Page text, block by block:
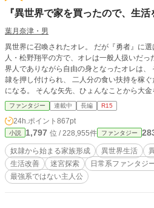
『異世界で家を買ったので、生活
葉月奈津・男
異世界に召喚されたオレ。 だが『勇者』に
人・松野翔平の方で、オレは一般人扱いだった。 運がいいのか悪いのか
界人でありながら自由の身となったオレは、
隷を押し付けられ、 二人分の食い扶持を稼
になる。 そんな矢先、ひょんなことから大金を手にしたオレは、 勧められるま
ま家を買った。 どうせ暮らすなら、少しで
活環境と住環境の改善に乗り出す。 迷宮で稼ぎ、家で暮らし、家族を増やし、
異世界で“生活を築く”という戦いが始まった。 これは、異世界で家を買ったオレ
と『家族』たちが日々直面する、 生活という
ファンタジー 連載中 長編 R15
24h.ポイント 867pt
小説 1,797 位 / 228,955件 ファンタジー
奴隷から始まる家族形成 異世界生活
生活改善
迷宮探索 日常系ファンタジ
最強系ではない主人公